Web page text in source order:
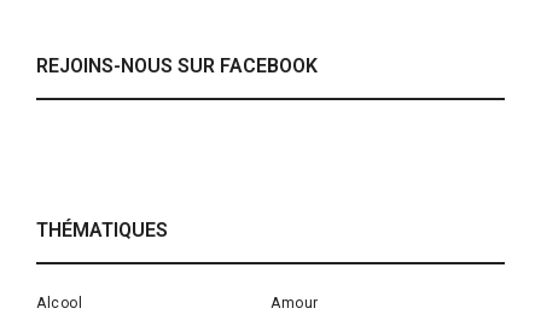
REJOINS-NOUS SUR FACEBOOK
THÉMATIQUES
Alcool
Amour